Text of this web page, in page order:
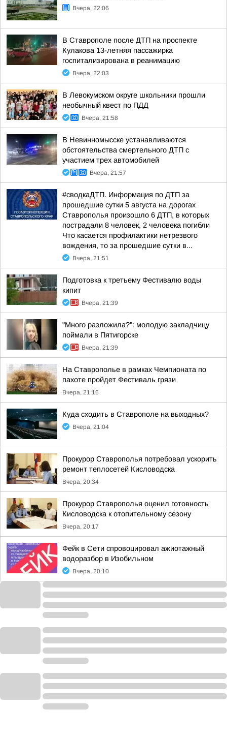
Вчера, 22:06
В Ставрополе после ДТП на проспекте
Кулакова 13-летняя пассажирка
госпитализирована в реанимацию
Вчера, 22:03
В Левокумском округе школьники прошли
необычный квест по ПДД
Вчера, 21:58
В Невинномысске устанавливаются
обстоятельства смертельного ДТП с
участием трех автомобилей
Вчера, 21:57
#сводкаДТП. Информация по ДТП за
прошедшие сутки 5 августа на дорогах
Ставрополья произошло 6 ДТП, в которых
пострадали 8 человек, 2 человека погибли
Что касается профилактики нетрезвого
вождения, то за прошедшие сутки в...
Вчера, 21:51
Подготовка к третьему Фестивалю воды
кипит
Вчера, 21:39
"Много разложила?": молодую закладчицу
поймали в Пятигорске
Вчера, 21:39
На Ставрополье в рамках Чемпионата по
пахоте пройдет Фестиваль грязи
Вчера, 21:16
Куда сходить в Ставрополе на выходных?
Вчера, 21:04
Прокурор Ставрополья потребовал ускорить
ремонт теплосетей Кисловодска
Вчера, 20:34
Прокурор Ставрополья оценил готовность
Кисловодска к отопительному сезону
Вчера, 20:17
Фейк в Сети спровоцировал ажиотажный
водоразбор в Изобильном
Вчера, 20:10